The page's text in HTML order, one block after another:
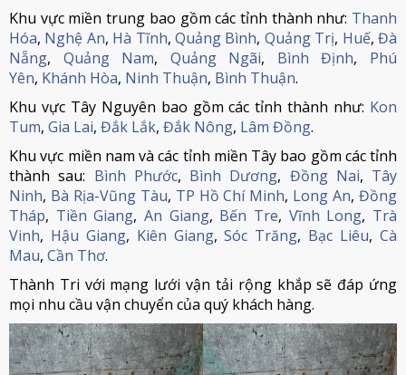
Khu vực miền trung bao gồm các tỉnh thành như: Thanh
Hóa, Nghệ An, Hà Tĩnh,Quảng Bình, Quảng Trị, Huế,Đà
Nẵng, Quảng Nam, Quảng Ngãi, Bình Định, Phú
Yên, Khánh Hòa, Ninh Thuận, Bình Thuận.
Khu vực Tây Nguyên bao gồm các tỉnh thành như: Kon
Tum, Gia Lai, Đắk Lắk, Đắk Nông, Lâm Đồng.
Khu vực miền nam và các tỉnh miền Tây bao gồm các tỉnh
thành sau: Bình Phước, Bình Dương, Đồng Nai, Tây
Ninh, Bà Rịa-Vũng Tàu, TP Hồ Chí Minh, Long An,Đồng
Tháp, Tiền Giang,An Giang, Bến Tre, Vĩnh Long, Trà
Vinh, Hậu Giang, Kiên Giang,Sóc Trăng, Bạc Liêu,Cà
Mau, Cần Thơ.
Thành Tri với mạng lưới vận tải rộng khắp sẽ đáp ứng
mọi nhu cầu vận chuyển của quý khách hàng.